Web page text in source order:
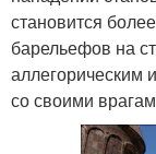
становится
барельефов на
аллегорическим
со своими